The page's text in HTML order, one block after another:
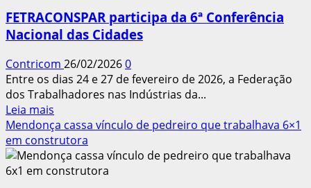
renovação
da
FETRACONSPAR participa da 6ª Conferência
Nacional das Cidades
Contricom 26/02/20260
Entre os dias 24 e 27 de fevereiro de 2026, a Federação
dos Trabalhadores nas Indústrias da...
Leia mais
mais
sobre
FETRACONSPAR
participa
Mendonça cassa vínculo de pedreiro que trabalhava 6×1
em construtora